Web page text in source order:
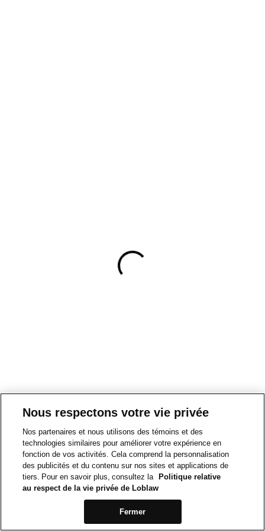
Nous respectons votre vie privée
Nos partenaires et nous utilisons des témoins et des
technologies similaires pour améliorer votre expérience en
fonction de vos activités. Cela comprend la personnalisation
des publicités et du contenu sur nos sites et applications de
tiers. Pour en savoir plus, consultez la
Politique relative
au respect de la vie privée de Loblaw
Fermer